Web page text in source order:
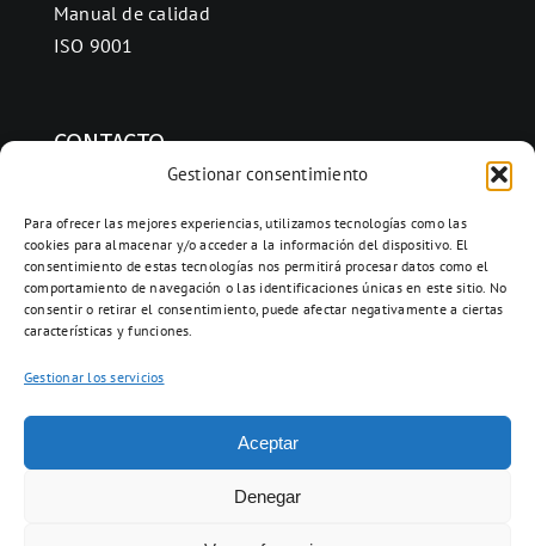
Gestionar consentimiento
Para ofrecer las mejores experiencias, utilizamos tecnologías como las
cookies para almacenar y/o acceder a la información del dispositivo. El
consentimiento de estas tecnologías nos permitirá procesar datos como el
comportamiento de navegación o las identificaciones únicas en este sitio. No
consentir o retirar el consentimiento, puede afectar negativamente a ciertas
características y funciones.
Gestionar los servicios
Aceptar
Denegar
Manual de calidad
ISO 9001
CONTACTO
08280 Calaf, Barcelona
938 69 82 50
info@ceramicascalaf.com